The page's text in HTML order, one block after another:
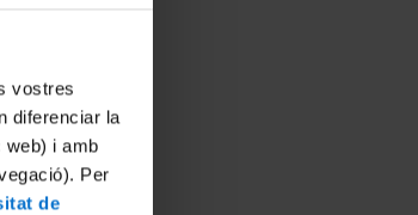
vostres
diferenciar la
web) i amb
Per
de